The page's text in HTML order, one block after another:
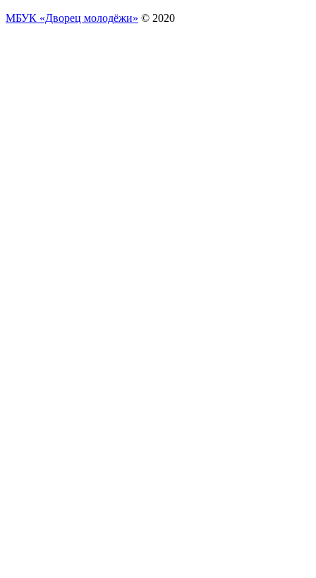
МБУК «Дворец молодёжи» © 2020